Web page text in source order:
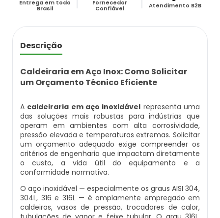
Caldeira Flamotubular Venda
Caldeira Flamotubular Vertical
Caldeira Fogotubular
Caldeira Fogotubular Horizontal
Caldeira Fogotubular Vertical
Caldeira Horizontal
Caldeira Industrial
Caldeira Industrial A Gás
Caldeira Industrial A Lenha
Empresas Que Inspecionam Caldeiras
Inspeção De Caldeiras A Vapor
Inspeção De Caldeiras E Vasos De Pressão
Inspeção De Caldeiras Flamotubulares
Inspeção De Caldeiras Preço
Inspeção De Caldeiras Profissional
Habilitado
Empresa Que Fazem Montagem De
Caldeiras
Empresas De Caldeiraria E Montagem
Industrial
Empresas De Montagem De Caldeiras
Manutenção De Caldeiras A Gásoleo
Caldeira A Vapor Industrial A Venda
Caldeira A Vapor Para Cozinha Industrial
Caldeira A Vapor Para Sauna
Caldeira A Vapor Pequena
Caldeira A Vapor Preço
Caldeira A Vapor Vertical
Caldeira De Vapor
Caldeira De Vapor A Gás
Caldeira De Vapor A Venda
Caldeira A Gás Natural Preço
Caldeira A Gás Preço
Caldeira A Gás Roca
Caldeira A Gás Usada
Caldeira A Gás Vulcano
Caldeira De Aquecimento A Gás
Caldeira De Aquecimento Central A Gás
Caldeira Mural A Gás
Caldeira Mural A Gás Preço
Entrega em todo
Brasil
Fornecedor
Confiável Atendimento B2B
Descrição
Caldeiraria em Aço Inox: Como Solicitar
um Orçamento Técnico Eficiente
A caldeiraria em aço inoxidável representa uma
das soluções mais robustas para indústrias que
operam em ambientes com alta corrosividade,
pressão elevada e temperaturas extremas. Solicitar
um orçamento adequado exige compreender os
critérios de engenharia que impactam diretamente
o custo, a vida útil do equipamento e a
conformidade normativa.
O aço inoxidável — especialmente os graus AISI 304,
304L, 316 e 316L — é amplamente empregado em
caldeiras, vasos de pressão, trocadores de calor,